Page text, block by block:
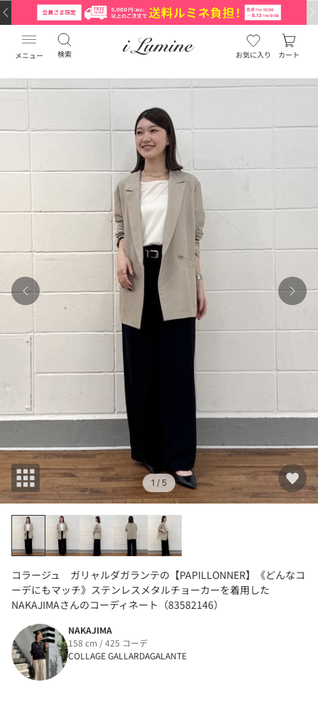
メニュー 検索 お気に入り カート
1 / 5
コラージュ ガリャルダガランテの【PAPILLONNER】《どんなコ
ーデにもマッチ》ステンレスメタルチョーカーを着用した
NAKAJIMAさんのコーディネート（83582146）
NAKAJIMA
158 cm / 425 コーデ
COLLAGE GALLARDAGALANTE